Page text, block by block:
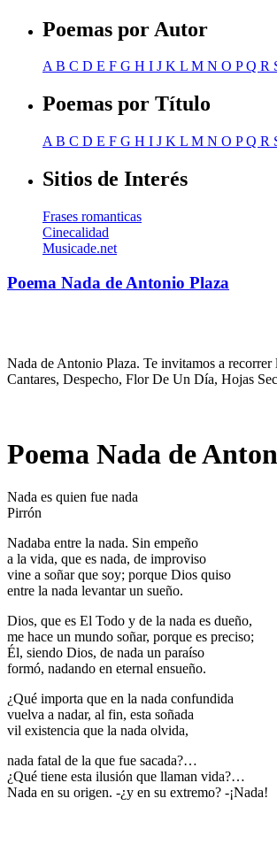
Poemas por Autor
AB C D E F G H I J K L M N O PQ R
Poemas por Título
A B C D E F G H I J K L M N O PQ R
Sitios de Interés
Frases romanticas
Cinecalidad
Musicade.net
Poema Nada de Antonio Plaza
Nada de Antonio Plaza. Te invitamos a recorrer
Cantares, Despecho, Flor De Un Día, Hojas
Poema Nada de
Nada es quien fue nada
Pirrón
Nadaba entre la nada. Sin empeño
a la vida, que es nada, de improviso
vine a soñar que soy; porque Dios quiso
entre la nada levantar un sueño.
Dios, que es El Todo y de la nada es dueño,
me hace un mundo soñar, porque es preciso;
Él, siendo Dios, de nada un paraíso
formó, nadando en eternal ensueño.
¿Qué importa que en la nada confundida
vuelva a nadar, al fin, esta soñada
vil existencia que la nada olvida,
nada fatal de la que fue sacada?…
¿Qué tiene esta ilusión que llaman vida?…
Nada en su origen. -¿y en su extremo? -¡Nada!